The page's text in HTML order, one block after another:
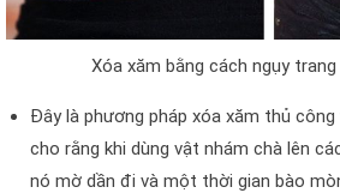
Xóa xăm bằng cách ngụy
Đây là phương pháp xóa xăm thủ
cho rằng khi dùng vật nhám chà lên
nó mờ dần đi và một thời gian bào